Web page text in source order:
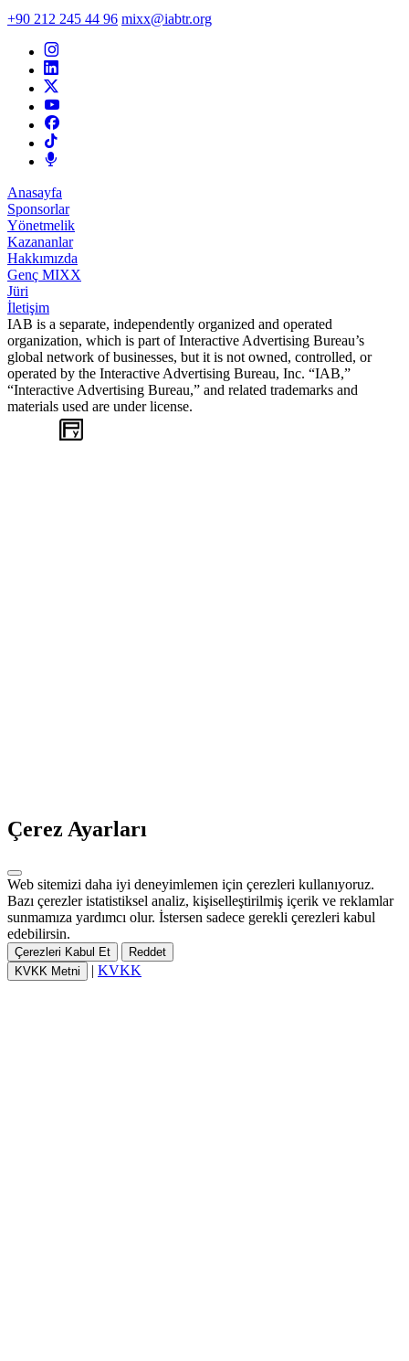
+90 212 245 44 96 mixx@iabtr.org
Anasayfa
Sponsorlar
Yönetmelik
Kazananlar
Hakkımızda
Genç MIXX
Jüri
İletişim
IAB is a separate, independently organized and operated
organization, which is part of Interactive Advertising Bureau’s
global network of businesses, but it is not owned, controlled, or
operated by the Interactive Advertising Bureau, Inc. “IAB,”
“Interactive Advertising Bureau,” and related trademarks and
materials used are under license.
Çerez Ayarları
Web sitemizi daha iyi deneyimlemen için çerezleri kullanıyoruz.
Bazı çerezler istatistiksel analiz, kişiselleştirilmiş içerik ve reklamlar
sunmamıza yardımcı olur. İstersen sadece gerekli çerezleri kabul
edebilirsin.
Çerezleri Kabul Et
Reddet
KVKK Metni
| KVKK